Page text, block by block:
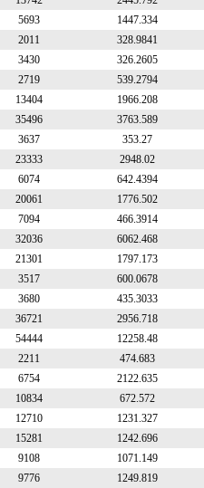
5693 1447.334
2011 328.9841
3430 326.2605
2719 539.2794
13404 1966.208
35496 3763.589
3637 353.27
23333 2948.02
6074 642.4394
20061 1776.502
7094 466.3914
32036 6062.468
21301 1797.173
3517 600.0678
3680 435.3033
36721 2956.718
54444 12258.48
2211 474.683
6754 2122.635
10834 672.572
12710 1231.327
15281 1242.696
9108 1071.149
9776 1249.819